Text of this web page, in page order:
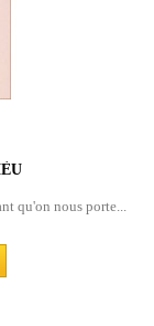
qu'on nous porte...